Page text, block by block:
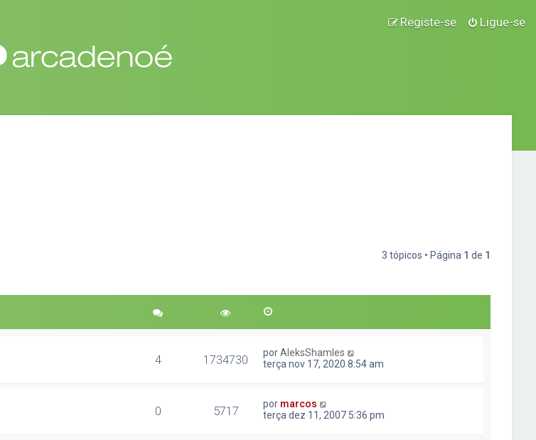
Ligue-se
Registe-se
3 tópicos • Página 1 de 1
4 1734730 porAleksShamles
terça nov 17, 2020 8:54 am
0 5717 por marcos
terça dez 11, 2007 5:36 pm